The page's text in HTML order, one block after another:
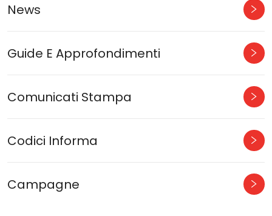
News
Guide E Approfondimenti
Comunicati Stampa
Codici Informa
Campagne